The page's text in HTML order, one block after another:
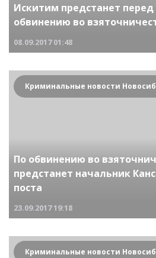
Искитим предстанет
обвинению во
08.09.2017 01:48
По обвинению во
предстанет начальник
поста
23.09.201719:18